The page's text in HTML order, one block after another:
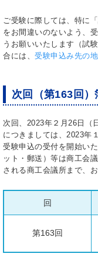
ご受験に際しては、特に
をお間違いのないよう、
うお願いいたします（試
合には、受験申込み先の
次回（第163回
次回、2023年２月26日（
につきましては、2023年
受験申込の受付を開始い
ット・郵送）等は商工会
される商工会議所まで、
回
第163回